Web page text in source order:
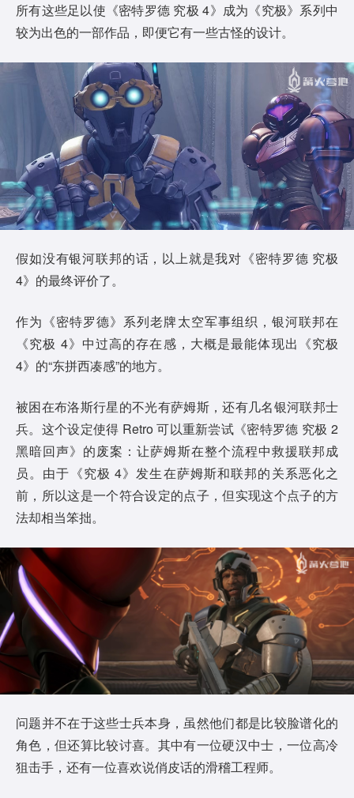
所有这些足以使《密特罗德 究极 4》成为《究极》系列中
较为出色的一部作品，即便它有一些古怪的设计。
假如没有银河联邦的话，以上就是我对《密特罗德 究极
4》的最终评价了。
作为《密特罗德》系列老牌太空军事组织，银河联邦在
《究极 4》中过高的存在感，大概是最能体现出《究极
4》的“东拼西凑感”的地方。
被困在布洛斯行星的不光有萨姆斯，还有几名银河联邦士
兵。这个设定使得 Retro 可以重新尝试《密特罗德 究极 2
黑暗回声》的废案：让萨姆斯在整个流程中救援联邦成
员。由于《究极 4》发生在萨姆斯和联邦的关系恶化之
前，所以这是一个符合设定的点子，但实现这个点子的方
法却相当笨拙。
问题并不在于这些士兵本身，虽然他们都是比较脸谱化的
角色，但还算比较讨喜。其中有一位硬汉中士，一位高冷
狙击手，还有一位喜欢说俏皮话的滑稽工程师。